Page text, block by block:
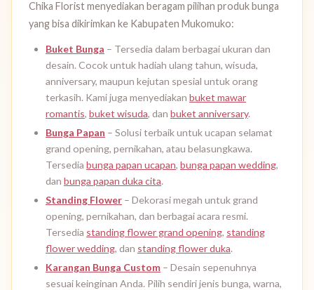
Chika Florist menyediakan beragam pilihan produk bunga
yang bisa dikirimkan ke Kabupaten Mukomuko:
Buket Bunga – Tersedia dalam berbagai ukuran dan
desain. Cocok untuk hadiah ulang tahun, wisuda,
anniversary, maupun kejutan spesial untuk orang
terkasih. Kami juga menyediakan buket mawar
romantis, buket wisuda, dan buket anniversary.
Bunga Papan – Solusi terbaik untuk ucapan selamat
grand opening, pernikahan, atau belasungkawa.
Tersedia bunga papan ucapan, bunga papan wedding,
dan bunga papan duka cita.
Standing Flower – Dekorasi megah untuk grand
opening, pernikahan, dan berbagai acara resmi.
Tersedia standing flower grand opening, standing
flower wedding, dan standing flower duka.
Karangan Bunga Custom – Desain sepenuhnya
sesuai keinginan Anda. Pilih sendiri jenis bunga, warna,